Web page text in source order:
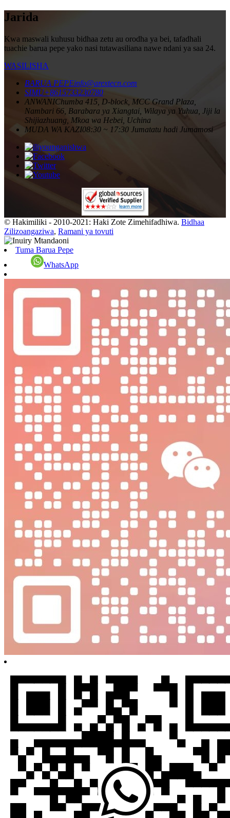
Jarida
Kwa maswali kuhusu bidhaa zetu au orodha ya bei, tafadhali
tuachie barua pepe yako nasi tutawasiliana nawe ndani ya saa 24.
WASILISHA
BARUA PEPEinfo@arextecn.com
SIMU+8615733230780
ANWANIChumba 415, D-block, MCC Grand Plaza,
Nambari 66, Barabara ya Xiangtai, Wilaya ya Yuhua, Jiji la
Shijiazhuang, Mkoa wa Hebei, Uchina
MUDA WA KAZI08:30 ~ 17:30 Jumatatu hadi Jumamosi
© Hakimiliki - 2010-2021: Haki Zote Zimehifadhiwa. Bidhaa
Zilizoangaziwa, Ramani ya tovuti
Tuma Barua Pepe
WhatsApp